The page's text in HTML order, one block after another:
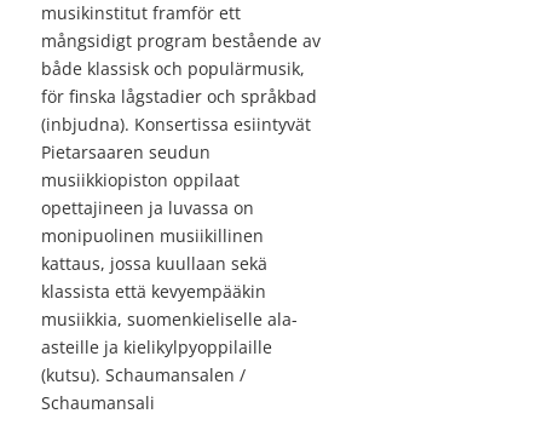
musikinstitut framför ett
mångsidigt program bestående av
både klassisk och populärmusik,
för finska lågstadier och språkbad
(inbjudna). Konsertissa esiintyvät
Pietarsaaren seudun
musiikkiopiston oppilaat
opettajineen ja luvassa on
monipuolinen musiikillinen
kattaus, jossa kuullaan sekä
klassista että kevyempääkin
musiikkia, suomenkieliselle ala-
asteille ja kielikylpyoppilaille
(kutsu). Schaumansalen /
Schaumansali